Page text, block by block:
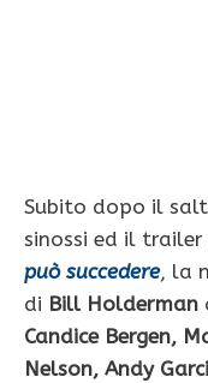
Subito dopo il
sinossi ed il
può succedere, la
di Bill Holderman
Candice Bergen,
Nelson, Andy